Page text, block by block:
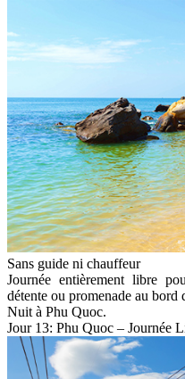
Sans guide ni chauffeur
Journée entièrement libre
détente ou promenade au bord
Nuit à Phu Quoc.
Jour 13: Phu Quoc – Journée